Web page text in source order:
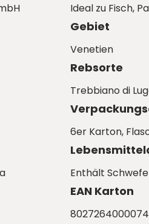
Ideal zu Fisch,
Gebiet
Venetien
Rebsorte
Trebbiano di
6er Karton,
Enthält
EAN Karton
8027264000074